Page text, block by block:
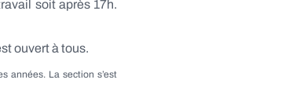
soit après 17h.
ouvert à tous.
années. La section s’est